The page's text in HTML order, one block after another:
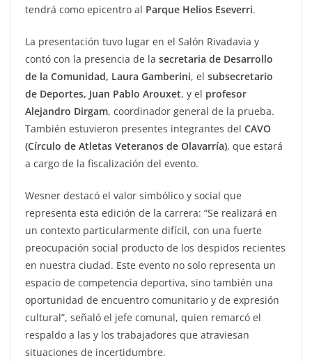
tendrá como epicentro al Parque Helios Eseverri.
La presentación tuvo lugar en el Salón Rivadavia y
contó con la presencia de la secretaria de Desarrollo
de la Comunidad, Laura Gamberini, el subsecretario
de Deportes, Juan Pablo Arouxet, y el profesor
Alejandro Dirgam, coordinador general de la prueba.
También estuvieron presentes integrantes del CAVO
(Círculo de Atletas Veteranos de Olavarría), que estará
a cargo de la fiscalización del evento.
Wesner destacó el valor simbólico y social que
representa esta edición de la carrera: “Se realizará en
un contexto particularmente difícil, con una fuerte
preocupación social producto de los despidos recientes
en nuestra ciudad. Este evento no solo representa un
espacio de competencia deportiva, sino también una
oportunidad de encuentro comunitario y de expresión
cultural”, señaló el jefe comunal, quien remarcó el
respaldo a las y los trabajadores que atraviesan
situaciones de incertidumbre.